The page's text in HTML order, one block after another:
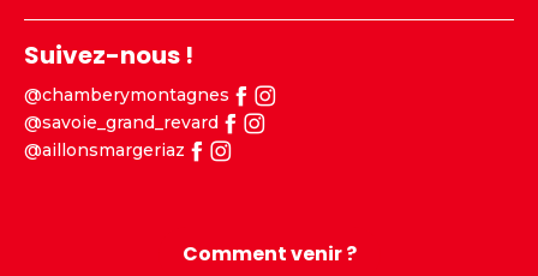
Suivez-nous !
@chamberymontagnes
@savoie_grand_revard
@aillonsmargeriaz
Comment venir ?